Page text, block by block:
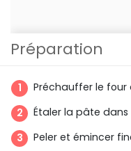
Préparation
Préchauffer le four
Étaler la pâte
Peler et émincer